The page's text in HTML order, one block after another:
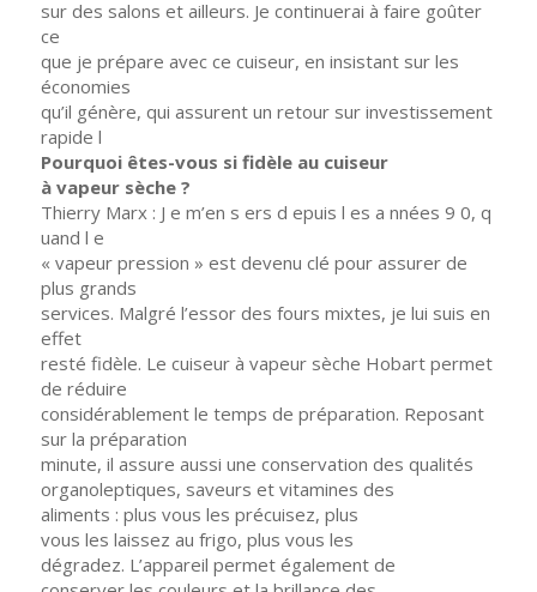
sur des salons et ailleurs. Je continuerai à faire goûter
ce
que je prépare avec ce cuiseur, en insistant sur les
économies
qu’il génère, qui assurent un retour sur investissement
rapide l
Pourquoi êtes-vous si fidèle au cuiseur
à vapeur sèche ?
Thierry Marx : J e m’en s ers d epuis l es a nnées 9 0, q
uand l e
« vapeur pression » est devenu clé pour assurer de
plus grands
services. Malgré l’essor des fours mixtes, je lui suis en
effet
resté fidèle. Le cuiseur à vapeur sèche Hobart permet
de réduire
considérablement le temps de préparation. Reposant
sur la préparation
minute, il assure aussi une conservation des qualités
organoleptiques, saveurs et vitamines des
aliments : plus vous les précuisez, plus
vous les laissez au frigo, plus vous les
dégradez. L’appareil permet également de